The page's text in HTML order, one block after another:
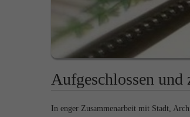
Aufgeschlossen
In enger Zusammenarbeit mit Stadt,